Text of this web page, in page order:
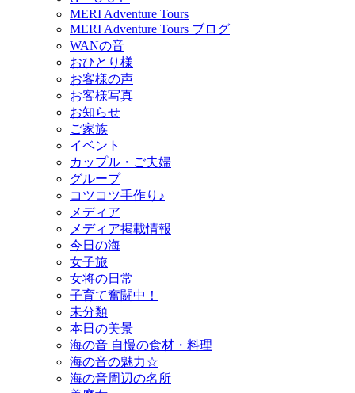
MERI Adventure Tours
MERI Adventure Tours ブログ
WANの音
おひとり様
お客様の声
お客様写真
お知らせ
ご家族
イベント
カップル・ご夫婦
グループ
コツコツ手作り♪
メディア
メディア掲載情報
今日の海
女子旅
女将の日常
子育て奮闘中！
未分類
本日の美景
海の音 自慢の食材・料理
海の音の魅力☆
海の音周辺の名所